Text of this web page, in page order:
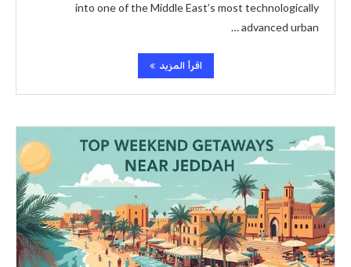
into one of the Middle East’s most technologically
advanced urban …
اقرأ المزيد